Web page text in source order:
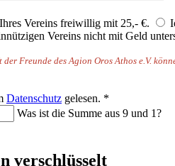
Vereins freiwillig mit 25,- €.
Vereins nicht mit Geld
Freunde des Agion Oros Athos e.V.
Datenschutz gelesen. *
Was ist die Summe aus 9 und 1?
verschlüsselt